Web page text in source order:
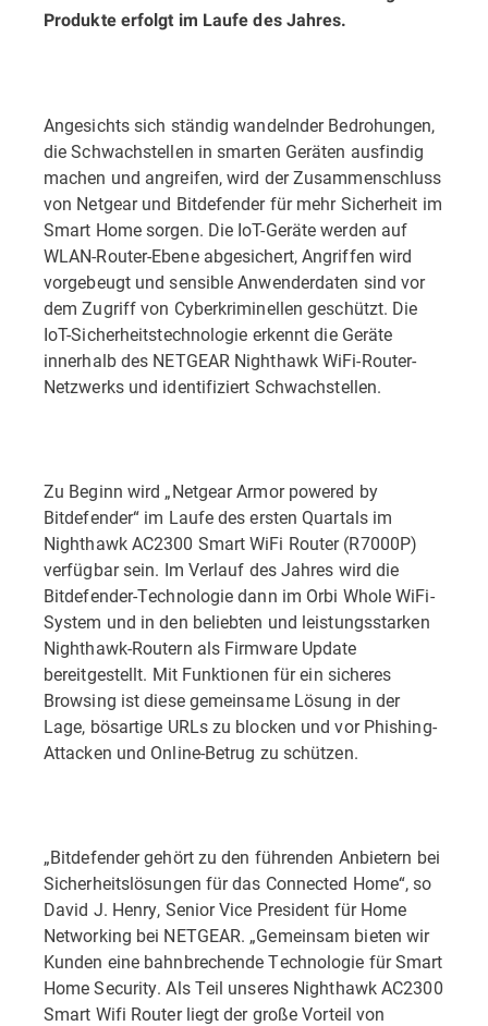
Produkte erfolgt im Laufe des Jahres.
Angesichts sich ständig wandelnder Bedrohungen,
die Schwachstellen in smarten Geräten ausfindig
machen und angreifen, wird der Zusammenschluss
von Netgear und Bitdefender für mehr Sicherheit im
Smart Home sorgen. Die IoT-Geräte werden auf
WLAN-Router-Ebene abgesichert, Angriffen wird
vorgebeugt und sensible Anwenderdaten sind vor
dem Zugriff von Cyberkriminellen geschützt. Die
IoT-Sicherheitstechnologie erkennt die Geräte
innerhalb des NETGEAR Nighthawk WiFi-Router-
Netzwerks und identifiziert Schwachstellen.
Zu Beginn wird „Netgear Armor powered by
Bitdefender“ im Laufe des ersten Quartals im
Nighthawk AC2300 Smart WiFi Router (R7000P)
verfügbar sein. Im Verlauf des Jahres wird die
Bitdefender-Technologie dann im Orbi Whole WiFi-
System und in den beliebten und leistungsstarken
Nighthawk-Routern als Firmware Update
bereitgestellt. Mit Funktionen für ein sicheres
Browsing ist diese gemeinsame Lösung in der
Lage, bösartige URLs zu blocken und vor Phishing-
Attacken und Online-Betrug zu schützen.
„Bitdefender gehört zu den führenden Anbietern bei
Sicherheitslösungen für das Connected Home“, so
David J. Henry, Senior Vice President für Home
Networking bei NETGEAR. „Gemeinsam bieten wir
Kunden eine bahnbrechende Technologie für Smart
Home Security. Als Teil unseres Nighthawk AC2300
Smart Wifi Router liegt der große Vorteil von